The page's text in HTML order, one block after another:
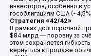
инвесторов, особенно в
гособлигациям США
Стратегия «42/42»
В рамках долгосрочной
$84 млрд — поровну за
этом сохраняется
вернуться к продаже